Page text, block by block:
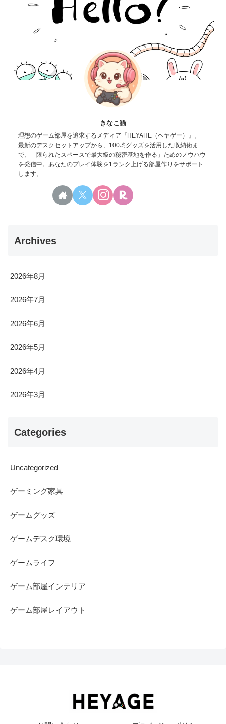
きなこ猫
理想のゲーム部屋を追求するメディア『HEYAHE（ヘヤゲー）』。
最新のデスクセットアップから、100均グッズを活用した収納術ま
で、「限られたスペースで最大級の秘密基地を作る」ためのノウハウ
を発信中。あなたのプレイ体験を1ランク上げる部屋作りをサポート
します。
Archives
2026年8月
2026年7月
2026年6月
2026年5月
2026年4月
2026年3月
Categories
Uncategorized
ゲーミング家具
ゲームグッズ
ゲームデスク環境
ゲームライフ
ゲーム部屋インテリア
ゲーム部屋レイアウト